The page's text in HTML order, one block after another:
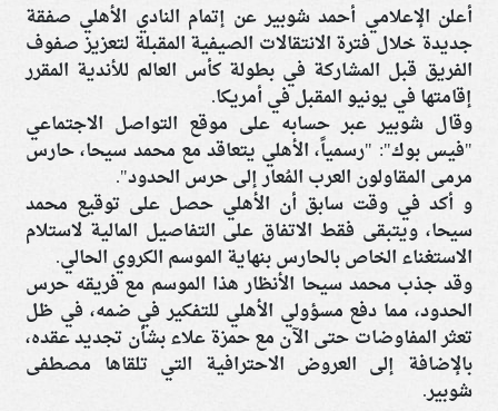
أعلن الإعلامي أحمد شوبير عن إتمام النادي الأهلي صفقة
جديدة خلال فترة الانتقالات الصيفية المقبلة لتعزيز صفوف
الفريق قبل المشاركة في بطولة كأس العالم للأندية المقرر
إقامتها في يونيو المقبل في أمريكا.
وقال شوبير عبر حسابه على موقع التواصل الاجتماعي
"فيس بوك": "رسمياً، الأهلي يتعاقد مع محمد سيحا، حارس
مرمى المقاولون العرب المُعار إلى حرس الحدود".
و أكد في وقت سابق أن الأهلي حصل على توقيع محمد
سيحا، ويتبقى فقط الاتفاق على التفاصيل المالية لاستلام
الاستغناء الخاص بالحارس بنهاية الموسم الكروي الحالي.
وقد جذب محمد سيحا الأنظار هذا الموسم مع فريقه حرس
الحدود، مما دفع مسؤولي الأهلي للتفكير في ضمه، في ظل
تعثر المفاوضات حتى الآن مع حمزة علاء بشأن تجديد عقده،
بالإضافة إلى العروض الاحترافية التي تلقاها مصطفى
شوبير.